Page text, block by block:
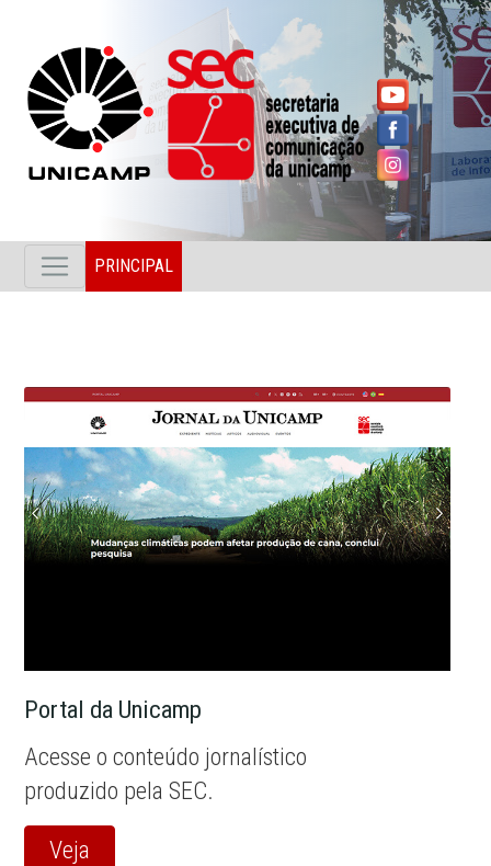
PRINCIPAL
Portal da Unicamp
Acesse o conteúdo jornalístico
produzido pela SEC.
Veja